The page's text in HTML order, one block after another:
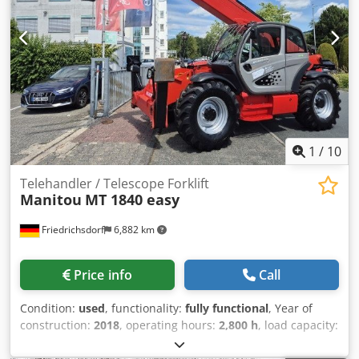
official MAN Truck & Bus SE importer for several African
countries. We offer comprehensive after-sales services,
including the supply of parts and the provision of (local)
training.
1 / 10
Friedrichsdorf 6,882 km
Telehandler / Telescope Forklift
Manitou MT 1840 easy
Price info Call
Condition: used, functionality: fully functional, Year of
construction: 2018, operating hours: 2,800 h, load capacity:
17,550 mm